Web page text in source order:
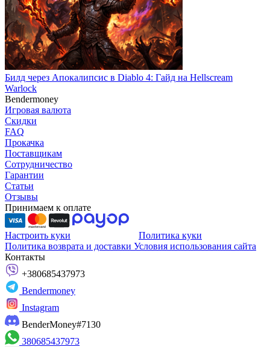
Билд через Апокалипсис в Diablo 4: Гайд на Hellscream
Warlock
Bendermoney
Игровая валюта
Скидки
FAQ
Прокачка
Поставщикам
Сотрудничество
Гарантии
Статьи
Отзывы
Принимаем к оплате
Настроить куки
Политика куки
Политика возврата и доставки Условия использования сайта
Контакты
+380685437973
Bendermoney
Instagram
BenderMoney#7130
380685437973